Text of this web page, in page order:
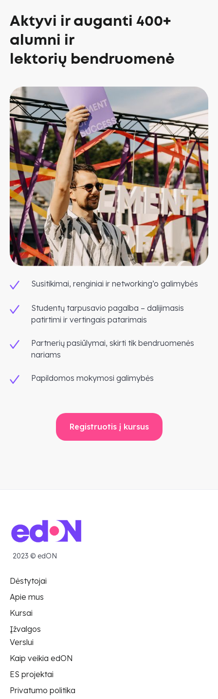
Aktyvi ir auganti 400+
alumni ir
lektorių bendruomenė
Registruotis į kursus
Susitikimai, renginiai ir networking’o galimybės
Studentų tarpusavio pagalba – dalijimasis
patirtimi ir vertingais patarimais
Partnerių pasiūlymai, skirti tik bendruomenės
nariams
Papildomos mokymosi galimybės
2023 © edON
Dėstytojai
Apie mus
Kursai
Įžvalgos
Verslui
Kaip veikia edON
ES projektai
Privatumo politika